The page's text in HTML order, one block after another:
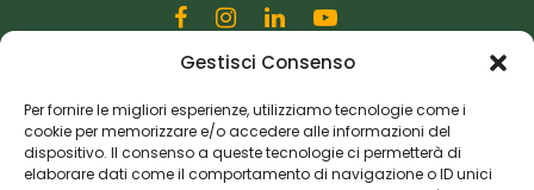
Gestisci Consenso
Per fornire le migliori esperienze, utilizziamo tecnologie come i
cookie per memorizzare e/o accedere alle informazioni del
dispositivo. Il consenso a queste tecnologie ci permetterà di
elaborare dati come il comportamento di navigazione o ID unici
Via Martiri della Libertà, 28
20833 Giussano (MB)
P.I. 06982770965